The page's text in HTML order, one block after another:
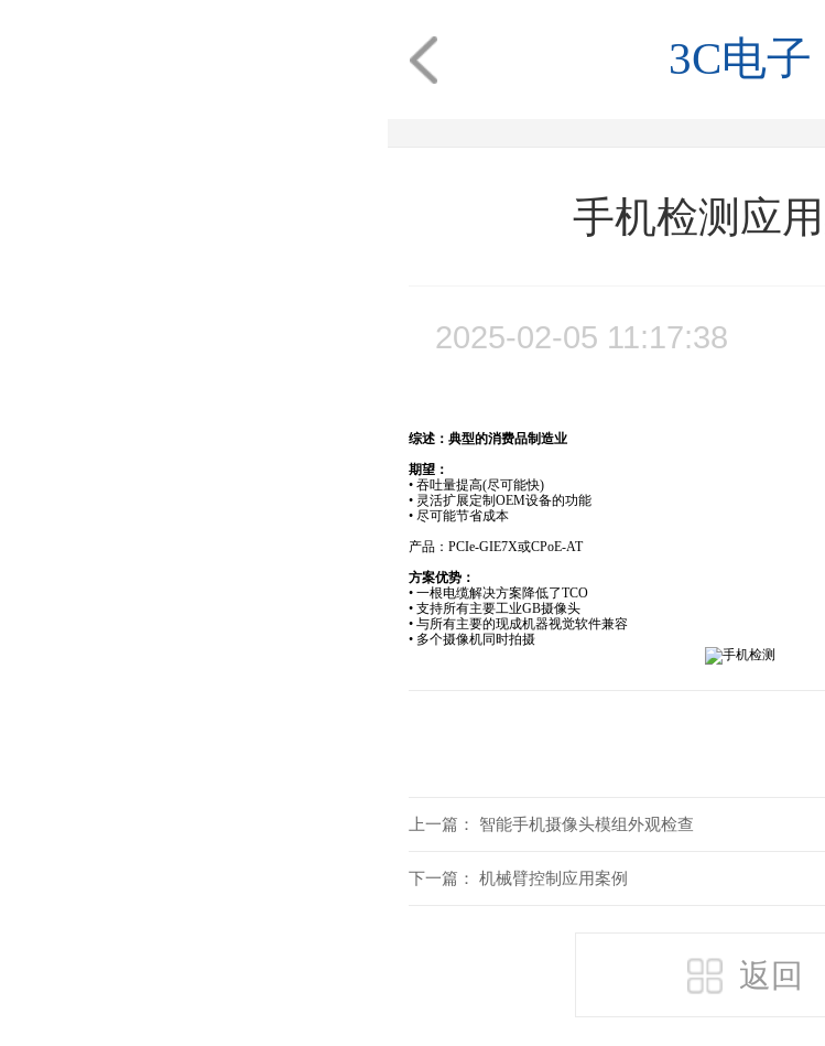
3C电子
手机检测应
2025-02-05 11:17:38
综述：典型的消费品制造业
期望：
• 吞吐量提高(尽可能快)
• 灵活扩展定制OEM设备的功能
• 尽可能节省成本
产品：PCIe-GIE7X或CPoE-AT
方案优势：
• 一根电缆解决方案降低了TCO
• 支持所有主要工业GB摄像头
• 与所有主要的现成机器视觉软件兼容
• 多个摄像机同时拍摄
上一篇： 智能手机摄像头模组外观检查
下一篇： 机械臂控制应用案例
返回